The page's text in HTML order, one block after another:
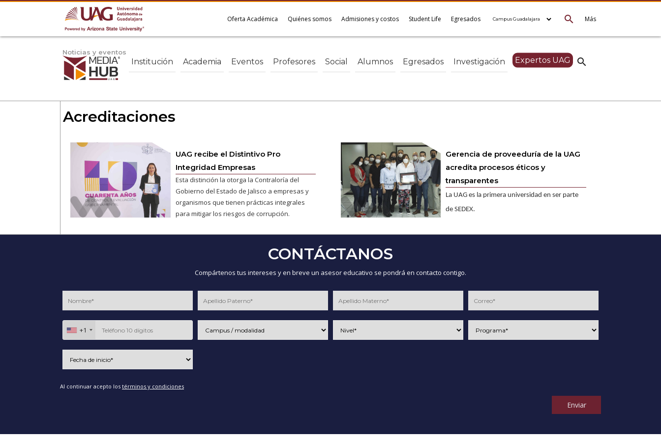
Más
search
Oferta Académica Quiénes somos Admisiones y costos Student Life Egresados
Noticias y eventos
search
Institución Academia Eventos Profesores Social Alumnos Egresados Investigación Expertos UAG
Acreditaciones
UAG recibe el Distintivo Pro
Integridad Empresas
Esta distinción la otorga la Contraloría del
Gobierno del Estado de Jalisco a empresas y
organismos que tienen prácticas integrales
para mitigar los riesgos de corrupción.
Gerencia de proveeduría de la UAG
acredita procesos éticos y
transparentes
La UAG es la primera universidad en ser parte
de SEDEX.
CONTÁCTANOS
Compártenos tus intereses y en breve un asesor educativo se pondrá en contacto contigo.
+1
Al continuar acepto los términos y condiciones
Enviar